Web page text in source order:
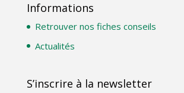
Informations
Retrouver nos fiches conseils
Actualités
S’inscrire à la newsletter